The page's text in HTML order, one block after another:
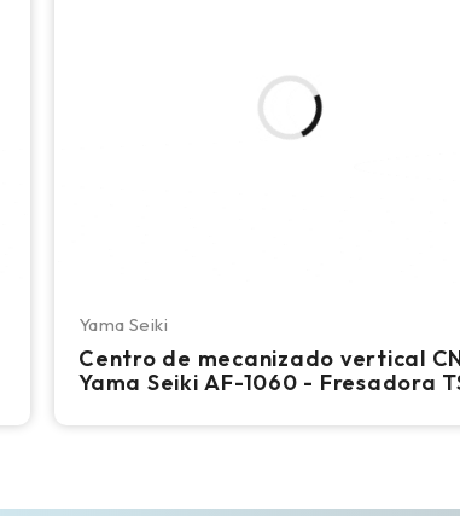
Yama Seiki
Centro de mecanizado vertical
Yama Seiki AF-1060 - Fresadora